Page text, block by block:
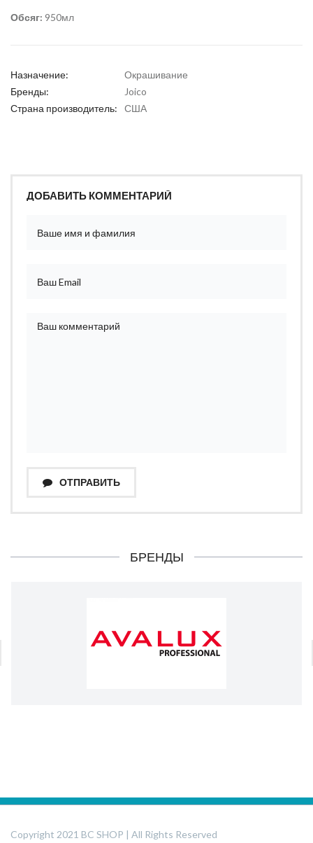
Обсяг: 950мл
Назначение:
Окрашивание
Бренды:
Joico
Страна производитель:
США
ДОБАВИТЬ КОММЕНТАРИЙ
ОТПРАВИТЬ
БРЕНДЫ
Copyright 2021 BC SHOP | All Rights Reserved